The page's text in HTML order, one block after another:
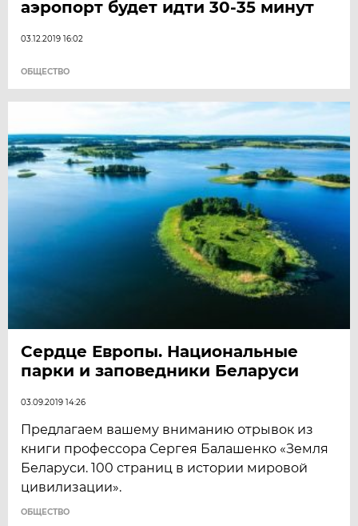
аэропорт будет идти 30-35 минут
03.12.2019 16:02
ОБЩЕСТВО
Сердце Европы. Национальные
парки и заповедники Беларуси
03.09.2019 14:26
Предлагаем вашему вниманию отрывок из
книги профессора Сергея Балашенко «Земля
Беларуси. 100 страниц в истории мировой
цивилизации».
ОБЩЕСТВО